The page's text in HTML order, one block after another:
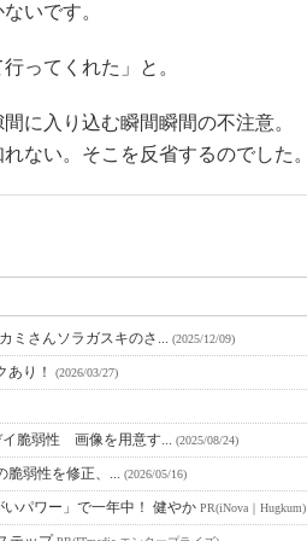
いです。
ってくれた」と。
に入り込む瞬間瞬間の不注意。
ない。そこを反省するのでした。
ミさんソラガスキのさ... (2025/12/09)
あり！ (2026/03/27)
イ脆弱性 画像を用意す... (2025/08/24)
脆弱性を修正、... (2026/05/16)
パワー」で一年中！ 健やか PR(iNova｜Hugkum)